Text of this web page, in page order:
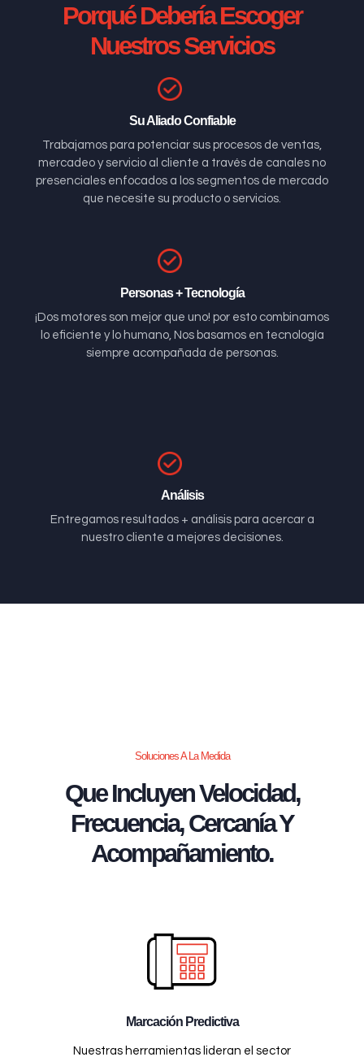
Porqué Debería Escoger
Nuestros Servicios
Su Aliado Confiable
Trabajamos para potenciar sus procesos de ventas,
mercadeo y servicio al cliente a través de canales no
presenciales enfocados a los segmentos de mercado
que necesite su producto o servicios.
Personas + Tecnología
¡Dos motores son mejor que uno! por esto combinamos
lo eficiente y lo humano, Nos basamos en tecnología
siempre acompañada de personas.
Análisis
Entregamos resultados + análisis para acercar a
nuestro cliente a mejores decisiones.
Soluciones A La Medida
Que Incluyen Velocidad,
Frecuencia, Cercanía Y
Acompañamiento.
Marcación Predictiva
Nuestras herramientas lideran el sector